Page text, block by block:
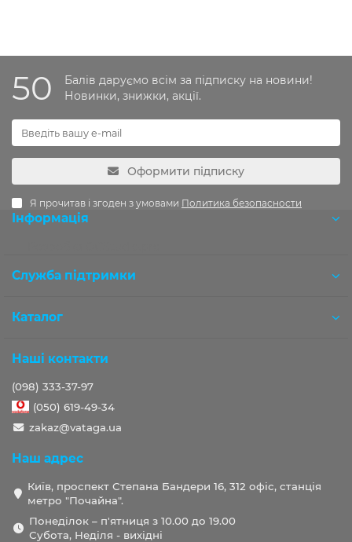
50
Балів даруємо всім за підписку на новини!
Новинки, знижки, акції.
Оформити підписку
Я прочитав і згоден з умовами Политика безопасности
Інформація
Служба підтримки
Каталог
Наші контакти
(098) 333-37-97
(050) 619-49-34
zakaz@vataga.ua
Наш адрес
Київ, проспект Степана Бандери 16, 312 офіс, станція
метро "Почайна".
Понеділок – п'ятниця з 10.00 до 19.00
Субота, Неділя - вихідні